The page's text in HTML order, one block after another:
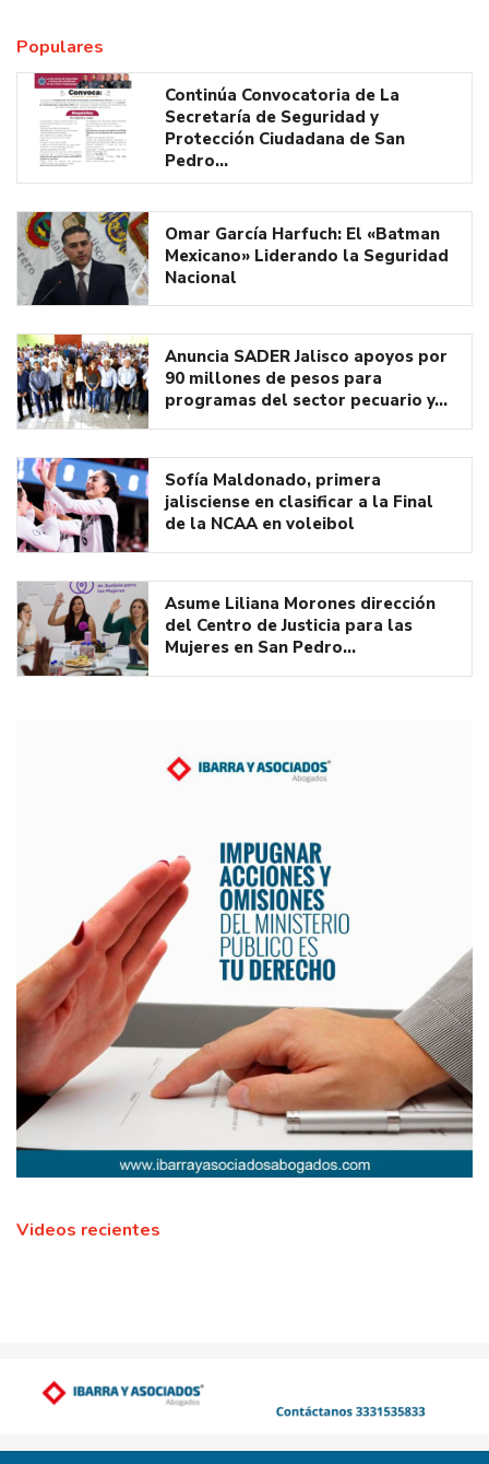
Populares
Continúa Convocatoria de La
Secretaría de Seguridad y
Protección Ciudadana de San
Pedro…
Omar García Harfuch: El «Batman
Mexicano» Liderando la Seguridad
Nacional
Anuncia SADER Jalisco apoyos por
90 millones de pesos para
programas del sector pecuario y…
Sofía Maldonado, primera
jalisciense en clasificar a la Final
de la NCAA en voleibol
Asume Liliana Morones dirección
del Centro de Justicia para las
Mujeres en San Pedro…
Videos recientes